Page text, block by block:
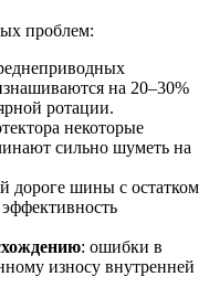
проблем:
на 20–30%
ротации.
некоторые
сильно шуметь на
дороге шины с остатком
: ошибки в
износу внутренней